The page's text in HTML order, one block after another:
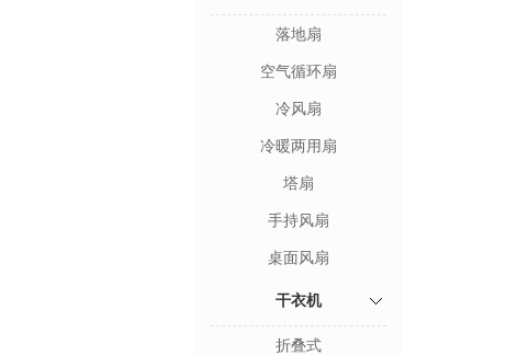
落地扇
空气循环扇
冷风扇
冷暖两用扇
塔扇
手持风扇
桌面风扇
干衣机
折叠式